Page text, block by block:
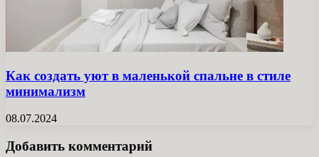
Как создать уют в маленькой спальне в стиле
минимализм
08.07.2024
Добавить комментарий